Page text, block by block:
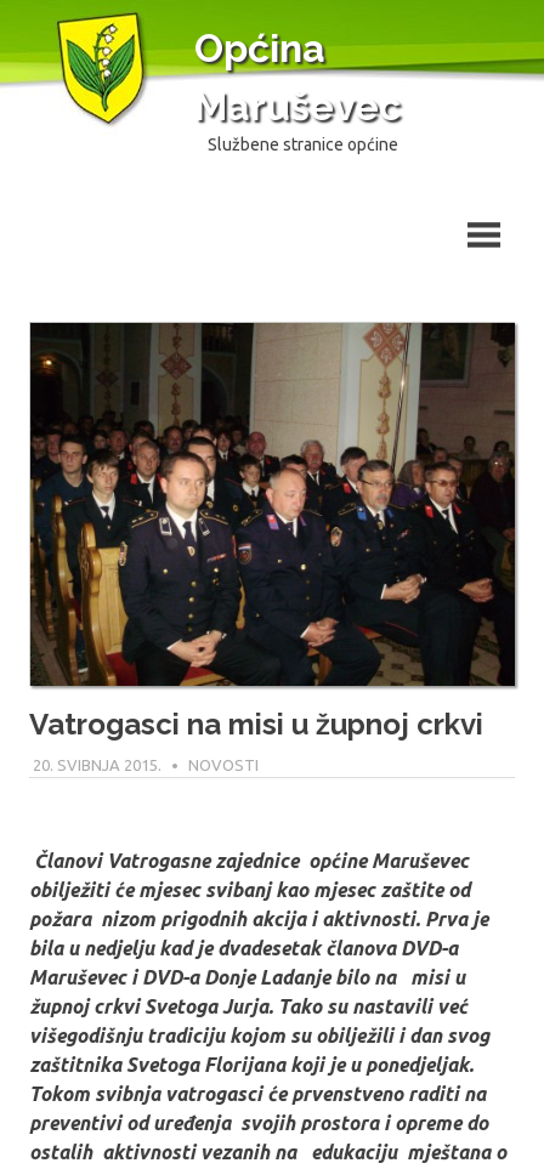
content
Općina
Maruševec
Službene stranice općine
Vatrogasci na misi u župnoj crkvi
20. SVIBNJA 2015. MODERATOR
NOVOSTI
Članovi Vatrogasne zajednice općine Maruševec
obilježiti će mjesec svibanj kao mjesec zaštite od
požara nizom prigodnih akcija i aktivnosti. Prva je
bila u nedjelju kad je dvadesetak članova DVD-a
Maruševec i DVD-a Donje Ladanje bilo na misi u
župnoj crkvi Svetoga Jurja. Tako su nastavili već
višegodišnju tradiciju kojom su obilježili i dan svog
zaštitnika Svetoga Florijana koji je u ponedjeljak.
Tokom svibnja vatrogasci će prvenstveno raditi na
preventivi od uređenja svojih prostora i opreme do
ostalih aktivnosti vezanih na edukaciju mještana o